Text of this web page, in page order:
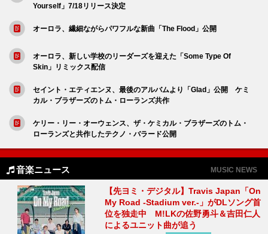
Yourself」7/18リリース決定
オーロラ、繊細ながらパワフルな新曲「The Flood」公開
オーロラ、新しい学校のリーダーズを迎えた「Some Type Of
Skin」リミックス配信
セイント・エティエンヌ、最後のアルバムより「Glad」公開 ケミ
カル・ブラザーズのトム・ローランズ共作
ケリー・リー・オーウェンス、ザ・ケミカル・ブラザーズのトム・
ローランズと共作したテクノ・バラード公開
音楽ニュース MUSIC NEWS
【先ヨミ・デジタル】Travis Japan「On
My Road -Stadium ver.-」がDLソング首
位を独走中 M!LKの佐野勇斗＆吉田仁人
によるユニット曲が追う